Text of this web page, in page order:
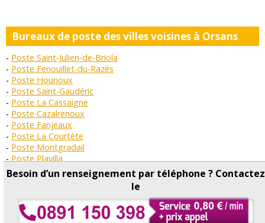
Besoin d’un renseignement par téléphone ? Contactez
le
Bureaux de poste des villes voisines à Orsans
Poste Saint-Julien-de-Briola
Poste Fenouillet-du-Razès
Poste Hounoux
Poste Saint-Gaudéric
Poste La Cassaigne
Poste Cazalrenoux
Poste Fanjeaux
Poste La Courtète
Poste Montgradail
Poste Plavilla
Poste Malegoude
Copyright © Horaire Poste 2026 Tous droits réservés -Contact